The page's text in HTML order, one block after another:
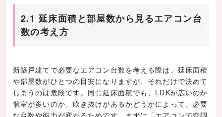
2.1 延床面積と部屋数から見るエアコン台
数の考え方
新築戸建てで必要なエアコン台数を考える際は、延床面積
や部屋数がひとつの目安になりますが、それだけで決めて
しまうのは危険です。同じ延床面積でも、LDKが広いのか
個室が多いのか、吹き抜けがあるかどうかによって、必要
な台数や能力が変わるためです。まずは「エアコンで空調